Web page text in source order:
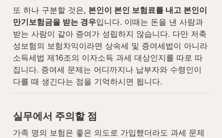
또 하나 구분할 것은, 본인이 본인 보험료를 내고 본인이
만기보험금을 받는 경우입니다. 이때는 돈을 낸 사람과
받는 사람이 같아 증여가 성립하지 않습니다. 다만 저축
성보험의 보험차익이라면 상속세 및 증여세법이 아니라
소득세법 제16조의 이자소득 과세 대상인지를 따로 따
집니다. 증여세 문제는 어디까지나 납부자와 수령인이
다를 때 생긴다는 점을 기억하시면 됩니다.
실무에서 주의할 점
가족 명의 보험은 좋은 의도로 가입했더라도 과세 문제